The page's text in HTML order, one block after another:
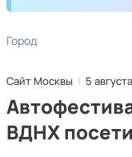
Город
Сайт Москвы 5 августа
ВДНХ